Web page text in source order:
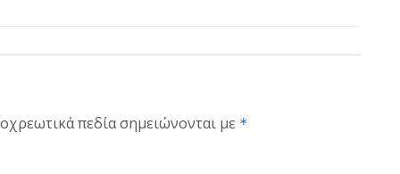
πεδία σημειώνονται με *